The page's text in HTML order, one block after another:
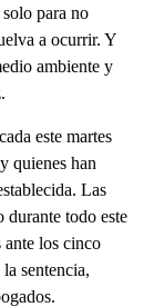
para no
a ocurrir. Y
ambiente y
este martes
quienes han
Las
durante todo este
ante los cinco
sentencia,